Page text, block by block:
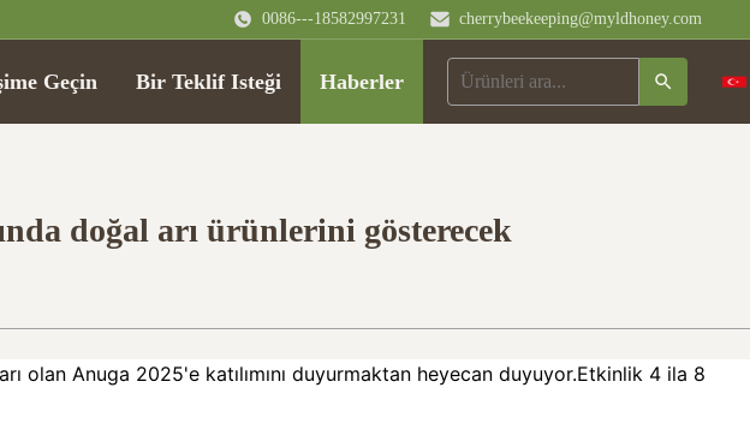
0086---18582997231 cherrybeekeeping@myldhoney.com
Geçin Bir Teklif Isteği Haberler
doğal arı ürünlerini gösterecek
olan Anuga 2025'e katılımını duyurmaktan heyecan duyuyor.Etkinlik 4 ila 8